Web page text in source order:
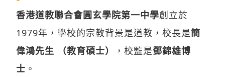
香港道教聯合會圓玄學院第一中學創立於
1979年，學校的宗教背景是道教，校長是簡
偉鴻先生 （教育碩士）
，校監是鄧錦雄博
士 。